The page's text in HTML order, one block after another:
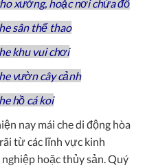
xưởng, hoặc nơi chứa đồ
sân thể thao
khu vui chơi
vườn cây cảnh
hồ cá koi
nay mái che di động hòa
từ các lĩnh vực kinh
hoặc thủy sản. Quý